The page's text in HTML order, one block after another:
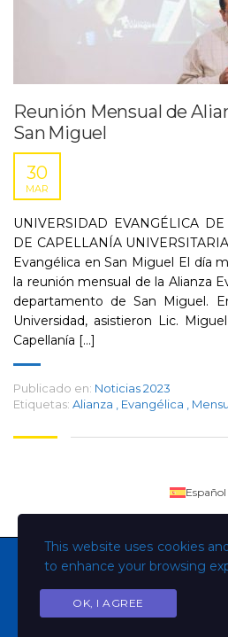
Reunión Mensual de
San Miguel
30
MAR
UNIVERSIDAD EVANGÉLICA
DE CAPELLANÍA
Evangélica en San Miguel El día
la reunión mensual de la Alianza
departamento de San Miguel.
Universidad, asistieron Lic.
Capellanía [...]
Publicado en: Noticias 2023
Etiquetas: Alianza Evangélica
Copyright © Todos los
This website uses cookies
to enhance your browsing
OK, I AGREE
Español